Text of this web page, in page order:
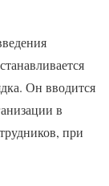
Он вводится
в
при